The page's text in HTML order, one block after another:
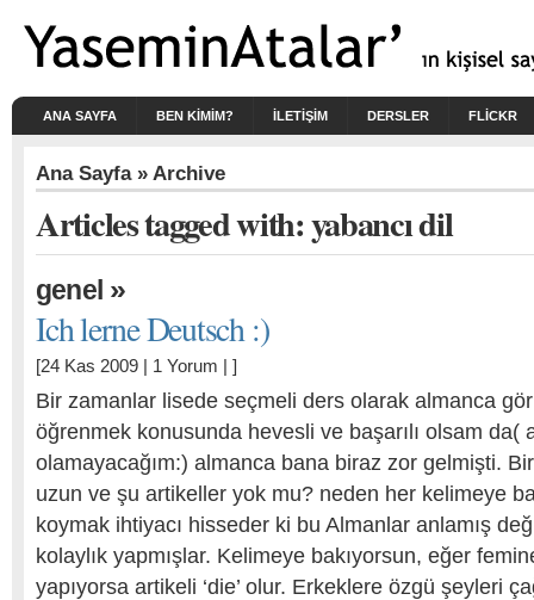
ANA SAYFA BEN KIMIM? İLETİŞİM DERSLER FLICKR
Ana Sayfa» Archive
Articles tagged with: yabancı dil
genel »
Ich lerne Deutsch :)
[24 Kas 2009 | 1 Yorum | ]
Bir zamanlar lisede seçmeli ders olarak almanca
öğrenmek konusunda hevesli ve başarılı olsam da(
olamayacağım:) almanca bana biraz zor gelmişti.
uzun ve şu artikeller yok mu? neden her kelimeye
koymak ihtiyacı hisseder ki bu Almanlar anlamış
kolaylık yapmışlar. Kelimeye bakıyorsun, eğer
yapıyorsa artikeli ‘die’ olur. Erkeklere özgü şeyleri